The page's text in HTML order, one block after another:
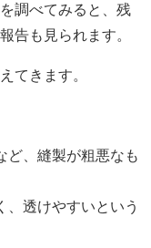
調べてみると、残
告も見られます。
てきます。
ど、縫製が粗悪なも
、透けやすいという